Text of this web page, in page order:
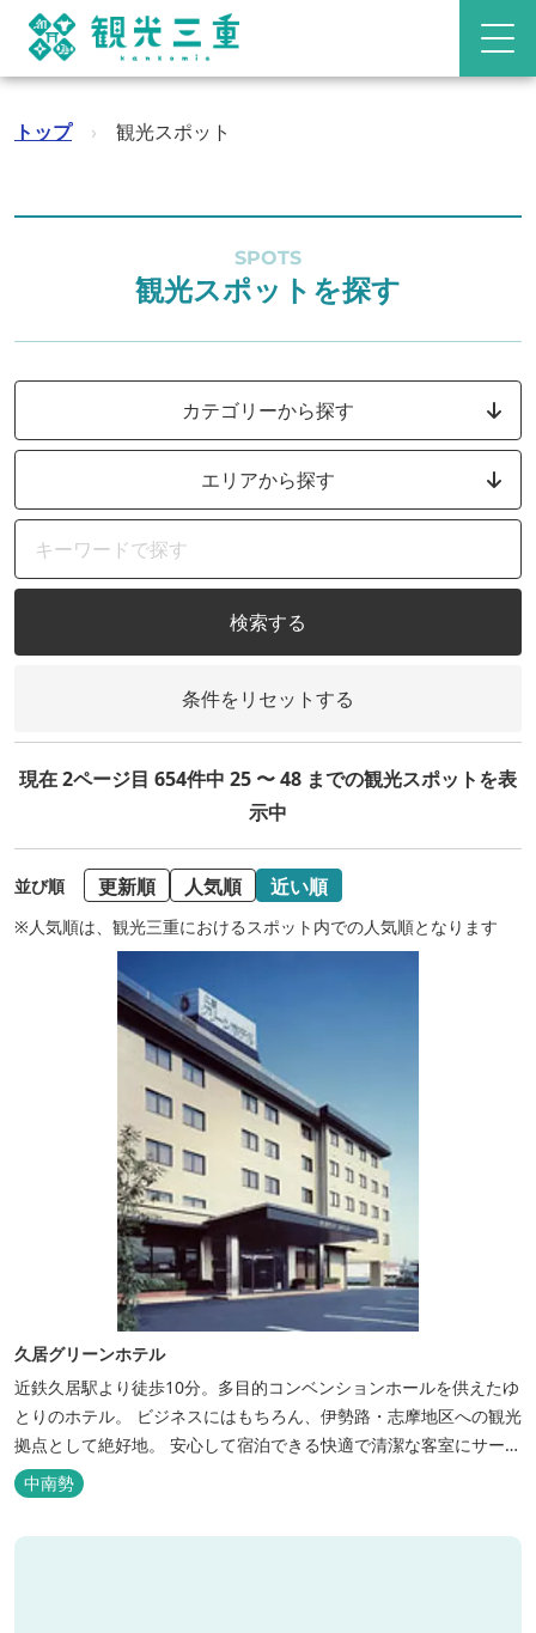
トップ › 観光スポット
SPOTS
観光スポットを探す
カテゴリーから探す
エリアから探す
検索する
条件をリセットする
現在 2ページ目 654件中 25 〜 48 までの観光スポットを表
示中
並び順 更新順 人気順 近い順
※人気順は、観光三重におけるスポット内での人気順となります
久居グリーンホテル
近鉄久居駅より徒歩10分。多目的コンベンションホールを供えたゆ
とりのホテル。 ビジネスにはもちろん、伊勢路・志摩地区への観光
拠点として絶好地。 安心して宿泊できる快適で清潔な客室にサービ
スも行き届いています。一志・ 嬉野のゴルフ場に至近。
中南勢